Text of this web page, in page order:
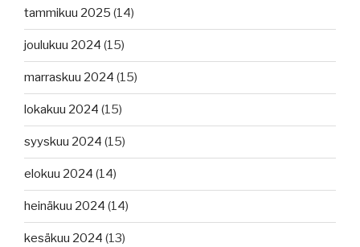
tammikuu 2025 (14)
joulukuu 2024 (15)
marraskuu 2024 (15)
lokakuu 2024 (15)
syyskuu 2024 (15)
elokuu 2024 (14)
heinäkuu 2024 (14)
kesäkuu 2024 (13)